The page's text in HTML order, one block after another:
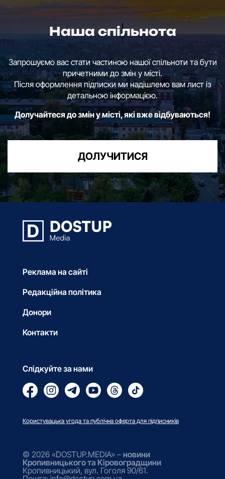
Наша спільнота
Запрошуємо вас стати частиною нашої спільноти та бути
причетними до змін у місті.
Після оформлення підписки ми надішлемо вам лист із
детальною інформацією.
Долучайтеся до змін у місті, які вже відбуваються!
ДОЛУЧИТИСЯ
Реклама на сайті
Редакційна політика
Донори
Контакти
Слідкуйте за нами
Користувацька угода та публічна оферта для підписників
© 2026 «DOSTUP.MEDIA» – новини
Кропивницького та Кіровоградщини
Кропивницький, вул. Гоголя 90/61.